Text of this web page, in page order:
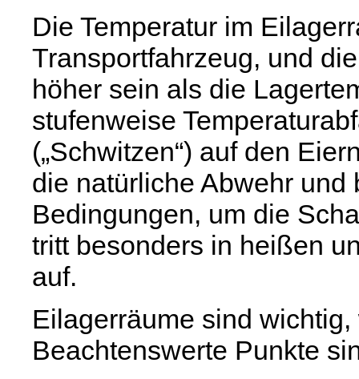
Die Temperatur im
Transportfahrzeug, und
höher sein als die
stufenweise
(„Schwitzen“) auf den
die natürliche Abwehr
Bedingungen, um die
tritt besonders in heißen
auf.
Eilagerräume sind
Beachtenswerte Punkte